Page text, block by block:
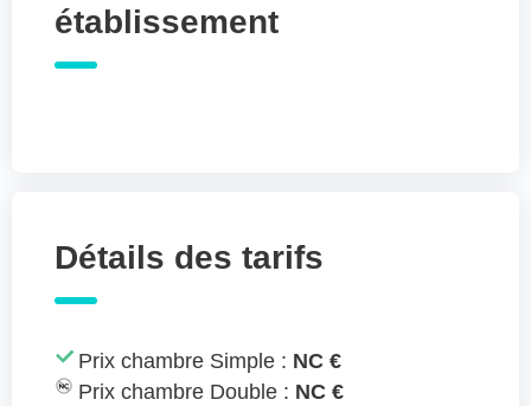
établissement
Détails des tarifs
Prix chambre Simple : NC €
Prix chambre Double : NC €